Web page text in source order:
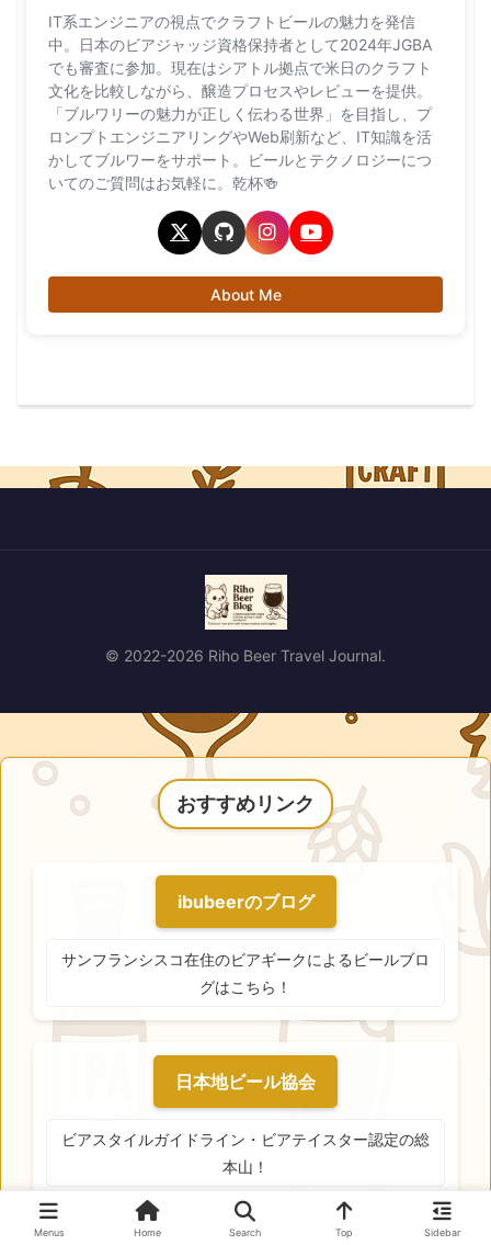
IT系エンジニアの視点でクラフトビールの魅力を発信
中。日本のビアジャッジ資格保持者として2024年JGBA
でも審査に参加。現在はシアトル拠点で米日のクラフト
文化を比較しながら、醸造プロセスやレビューを提供。
「ブルワリーの魅力が正しく伝わる世界」を目指し、プ
ロンプトエンジニアリングやWeb刷新など、IT知識を活
かしてブルワーをサポート。ビールとテクノロジーにつ
いてのご質問はお気軽に。乾杯🍻
About Me
© 2022-2026 Riho Beer Travel Journal.
Menus Home Search Top Sidebar
おすすめリンク
ibubeerのブログ
サンフランシスコ在住のビアギークによるビールブロ
グはこちら！
日本地ビール協会
ビアスタイルガイドライン・ビアテイスター認定の総
本山！